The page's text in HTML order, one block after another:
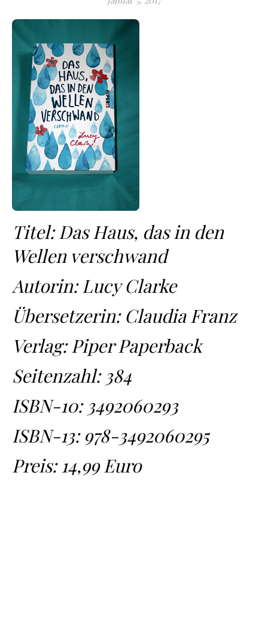
Titel: Das Haus, das in den
Wellen verschwand
Autorin: Lucy Clarke
Übersetzerin: Claudia Franz
Verlag: Piper Paperback
Seitenzahl: 384
ISBN-10: 3492060293
ISBN-13: 978-3492060295
Preis: 14,99 Euro